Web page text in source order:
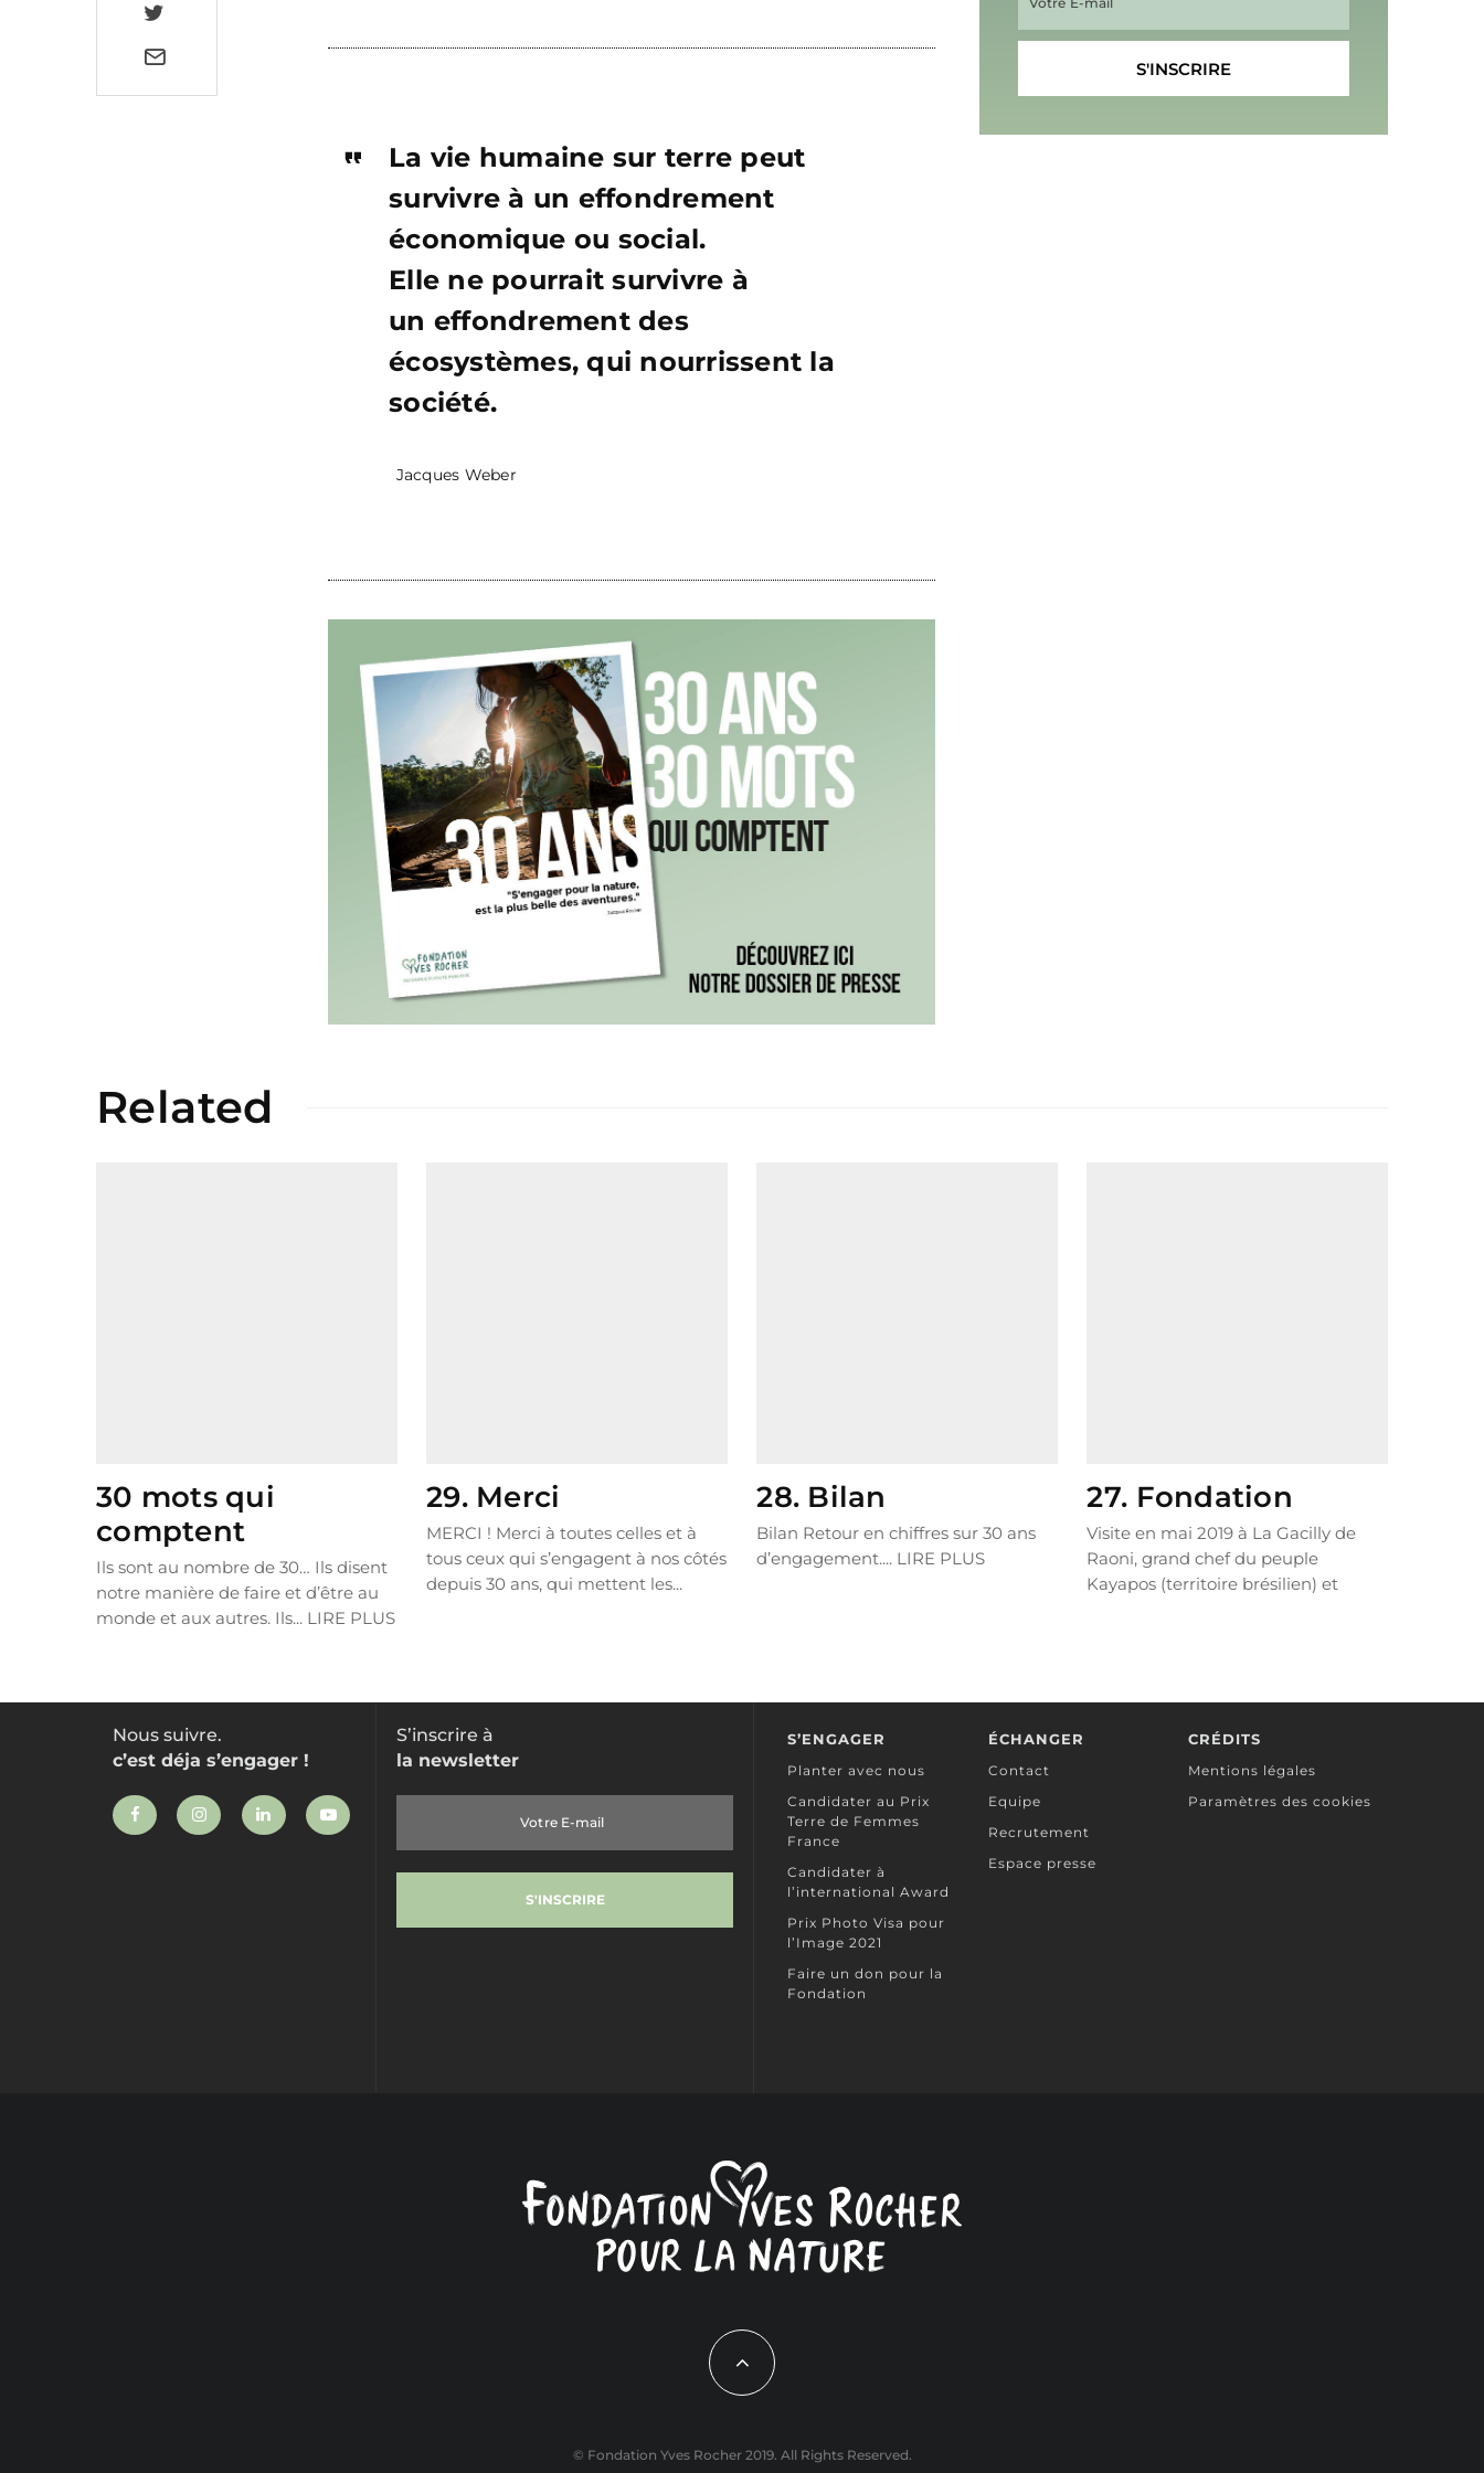
La vie humaine sur terre peut
survivre à un effondrement
économique ou social.
Elle ne pourrait survivre à
un effondrement des
écosystèmes, qui nourrissent la
société.
Jacques Weber
Related
30 mots qui
comptent
Ils sont au nombre de 30… Ils disent
notre manière de faire et d’être au
monde et aux autres. Ils... LIRE PLUS
29. Merci
MERCI ! Merci à toutes celles et à
tous ceux qui s’engagent à nos côtés
depuis 30 ans, qui mettent les...
28. Bilan
Bilan Retour en chiffres sur 30 ans
d’engagement.... LIRE PLUS
27. Fondation
Visite en mai 2019 à La Gacilly de
Raoni, grand chef du peuple
Kayapos (territoire brésilien) et
Nous suivre.
c’est déja s’engager !
S’inscrire à
la newsletter
S’ENGAGER
Planter avec nous
Candidater au Prix
Terre de Femmes
France
Candidater à
l’international Award
Prix Photo Visa pour
l’Image 2021
Faire un don pour la
Fondation
ÉCHANGER
Contact
Equipe
Recrutement
Espace presse
CRÉDITS
Mentions légales
Paramètres des cookies
© Fondation Yves Rocher 2019. All Rights Reserved.